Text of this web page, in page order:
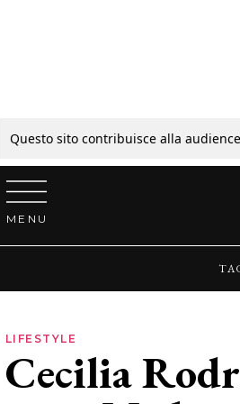
Questo sito contribuisce alla
Vai al contenuto
MENU
LIFESTYLE
Cecilia